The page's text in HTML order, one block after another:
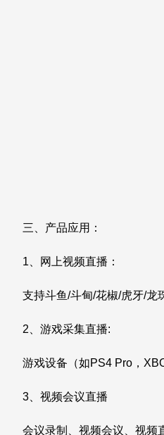
三、产品应用：
1、网上视频直播：
支持斗鱼/斗甸/花椒/虎牙/龙珠
2、游戏采集直播:
游戏设备（如PS4 Pro，
3、视频会议直播
会议录制、视频会议、视频